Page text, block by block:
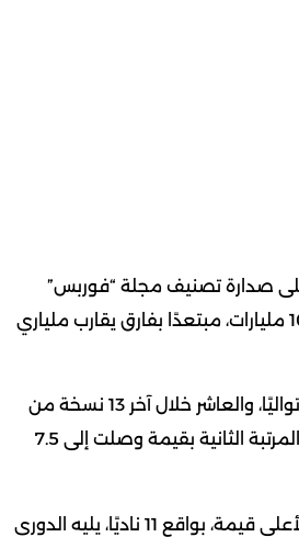
على صدارة تصنيف مجلة “فوربس”
لعام 2026، بقيمة سوقية بلغت نحو 9.5 مليارات دولار، ليقترب بذلك من كسر حاجز الـ10 مليارات، مبتعدًا بفارق يقارب ملياري
وبحسب التقرير السنوي، فإن النادي الإسباني يهيمن على المركز الأول للعام الخامس تواليًا، والعاشر خلال آخر 13 نسخة من
التصنيف، رغم التحديات الرياضية التي واجهها خلال الموسم الجاري. وجاء برشلونة في المرتبة الثانية بقيمة وصلت إلى 7.5
وأشار التقرير إلى استمرار هيمنة الدوري الإنجليزي الممتاز على قائمة الأندية الثلاثين الأعلى قيمة، بواقع 11 ناديًا، يليه الدوري